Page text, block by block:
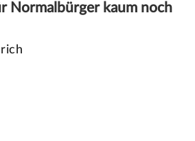
Normalbürger kaum noch